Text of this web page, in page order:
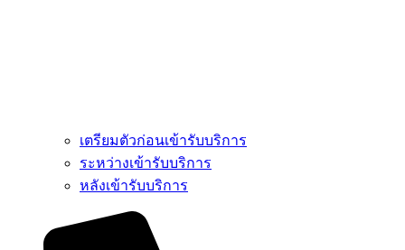
เตรียมตัวก่อนเข้ารับบริการ
ระหว่างเข้ารับบริการ
หลังเข้ารับบริการ